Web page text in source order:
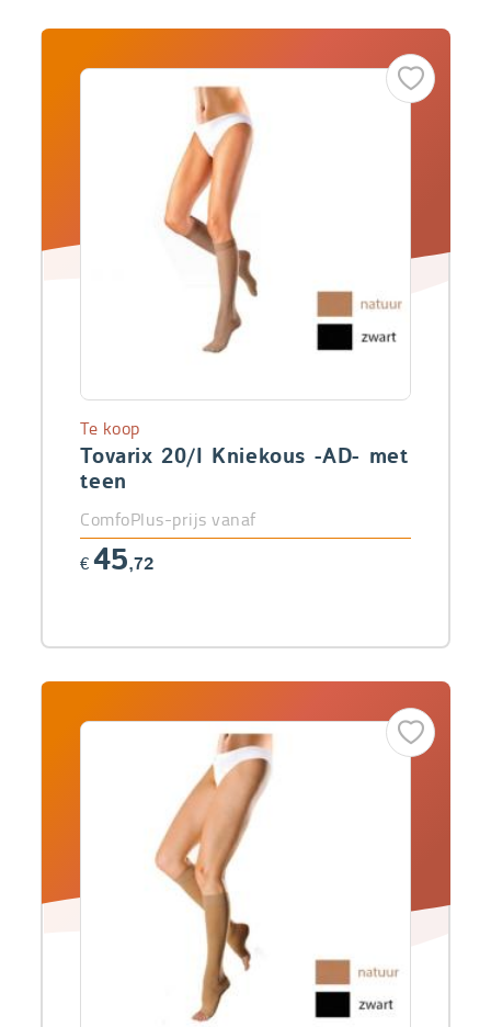
Tovarix 20/I Kniekous -AD- met
teen
Te koop
ComfoPlus-prijs vanaf
€ 45,72